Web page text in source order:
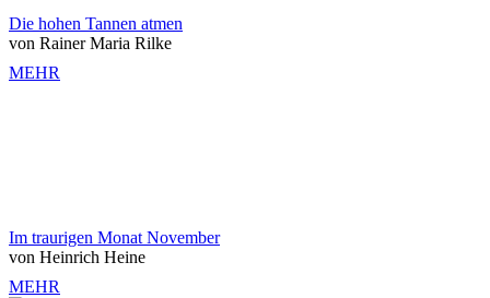
Die hohen Tannen atmen
von Rainer Maria Rilke
MEHR
Im traurigen Monat November
von Heinrich Heine
MEHR